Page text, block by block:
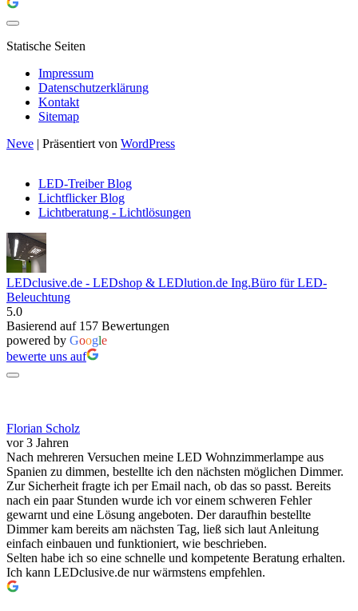
Statische Seiten
Impressum
Datenschutzerklärung
Kontakt
Sitemap
Neve | Präsentiert von WordPress
LED-Treiber Blog
Lichtflicker Blog
Lichtberatung - Lichtlösungen
LEDclusive.de - LEDshop & LEDlution.de Ing.Büro für LED-
Beleuchtung
5.0
Basierend auf 157 Bewertungen
powered by Google
bewerte uns auf
Florian Scholz
vor 3 Jahren
Nach mehreren Versuchen meine LED Wohnzimmerlampe aus
Spanien zu dimmen, bestellte ich den nächsten möglichen Dimmer.
Zur Sicherheit fragte ich per Email nach, ob das so passt. Bereits
nach ein paar Stunden wurde ich vor einem schweren Fehler
gewarnt und eine Lösung angeboten. Der daraufhin bestellte
Dimmer kam bereits am nächsten Tag, ließ sich laut Anleitung
einfach einbauen und funktioniert, wie beschrieben.
Selten habe ich so eine schnelle und kompetente Beratung erhalten.
Ich kann LEDclusive.de nur wärmstens empfehlen.